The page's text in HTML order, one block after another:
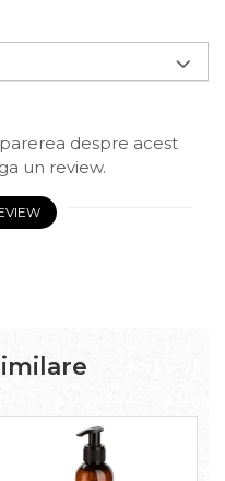
despre acest
un review.